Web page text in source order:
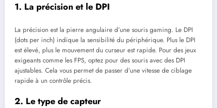
1. La précision et le DPI
La précision est la pierre angulaire d’une souris gaming. Le DPI
(dots per inch) indique la sensibilité du périphérique. Plus le DPI
est élevé, plus le mouvement du curseur est rapide. Pour des jeux
exigeants comme les FPS, optez pour des souris avec des DPI
ajustables. Cela vous permet de passer d’une vitesse de ciblage
rapide à un contrôle précis.
2. Le type de capteur